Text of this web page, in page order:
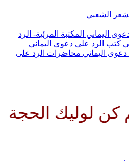
المرئية- الرد
دعوى اليماني
محاضرات الرد على
بن الحسن